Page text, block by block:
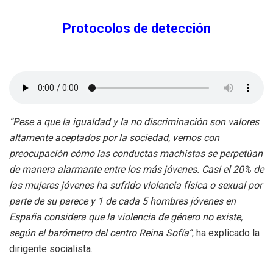
Protocolos de detección
“Pese a que la igualdad y la no discriminación son valores
altamente aceptados por la sociedad, vemos con
preocupación cómo las conductas machistas se perpetúan
de manera alarmante entre los más jóvenes. Casi el 20% de
las mujeres jóvenes ha sufrido violencia física o sexual por
parte de su parece y 1 de cada 5 hombres jóvenes en
España considera que la violencia de género no existe,
según el barómetro del centro Reina Sofía”, ha explicado la
dirigente socialista.